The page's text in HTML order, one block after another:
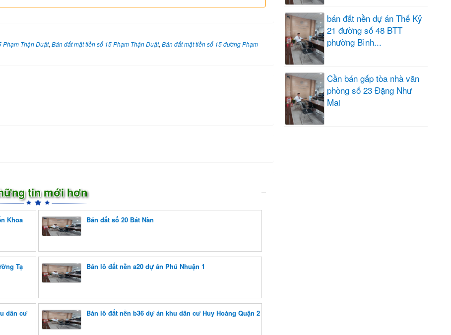
Phạm Thận Duật, Bán đất mặt tiền số 15 Phạm Thận Duật, Bán đất mặt tiền số 15 đường Phạm
tin mới hơn
Khoa
Bán đất số 20 Bát Nàn
Tạ
Bán lô đất nền a20 dự án Phú Nhuận 1
dân cư
Bán lô đất nền b36 dự án khu dân cư Huy Hoàng Quận 2
bán đất nền dự án Thế Kỷ
21 đường số 48 BTT
phường Bình...
Cần bán gấp tòa nhà văn
phòng số 23 Đặng Như
Mai